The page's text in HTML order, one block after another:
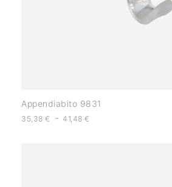
Appendiabito 9831
35,38 € - 41,48€